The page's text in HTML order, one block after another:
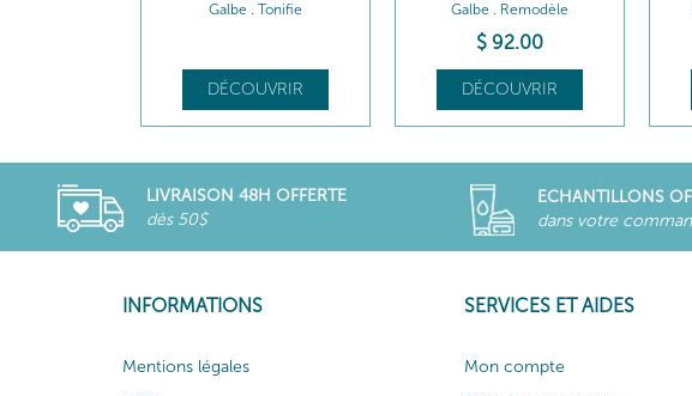
Galbe . Tonifie
DÉCOUVRIR
Galbe . Remodèle
$ 92.00
DÉCOUVRIR
LIVRAISON 48H OFFERTE
dès 50$
ECHANTILLONS
dans votre
INFORMATIONS
Mentions légales
SERVICES ET AIDES
Mon compte